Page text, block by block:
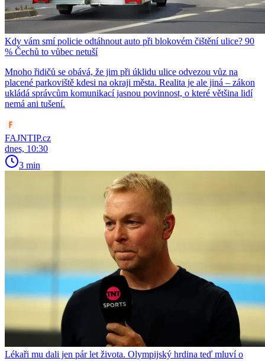
Kdy vám smí policie odtáhnout auto při blokovém čištění ulice? 90
% Čechů to vůbec netuší
Mnoho řidičů se obává, že jim při úklidu ulice odvezou vůz na
placené parkoviště kdesi na okraji města. Realita je ale jiná – zákon
ukládá správcům komunikací jasnou povinnost, o které většina lidí
nemá ani tušení.
FAJNTIP.cz
dnes, 10:30
3 min
Lékaři mu dali jen pár let života. Olympijský hrdina teď mluví o